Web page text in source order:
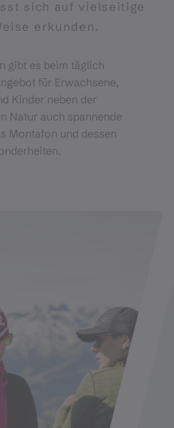
sich auf vielseitige
erkunden.
gibt es beim täglich
für Erwachsene,
Kinder neben der
Natur auch spannende
Montafon und dessen